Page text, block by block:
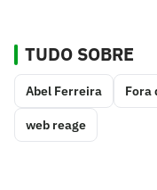
TUDO SOBRE
Abel Ferreira Fora
web reage